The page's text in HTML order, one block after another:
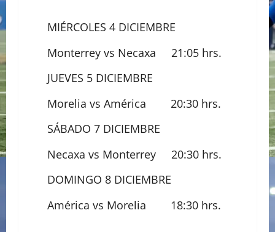
MIÉRCOLES 4 DICIEMBRE
Monterrey vs Necaxa 21:05 hrs.
JUEVES 5 DICIEMBRE
Morelia vs América 20:30 hrs.
SÁBADO 7 DICIEMBRE
Necaxa vs Monterrey 20:30 hrs.
DOMINGO 8 DICIEMBRE
América vs Morelia 18:30 hrs.